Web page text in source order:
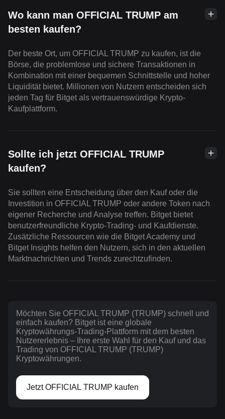
Wo kann man OFFICIAL TRUMP am
besten kaufen?
Der beste Ort, um OFFICIAL TRUMP zu kaufen, ist die
Börse, die problemlose und sichere Transaktionen in
Kombination mit einer bequemen Schnittstelle und hoher
Liquidität bietet. Millionen von Nutzern entscheiden sich
jeden Tag für Bitget als vertrauenswürdige Krypto-
Kaufplattform.
Sollte ich jetzt OFFICIAL TRUMP
kaufen?
Sie sollten eine Entscheidung über den Kauf oder die
Investition in OFFICIAL TRUMP oder andere Token nach
eigener Recherche und Analyse treffen. Bitget bietet
benutzerfreundliche Krypto-Trading- und Kaufdienste.
Zusätzliche Ressourcen wie die Bitget Academy und
Bitget Insights helfen den Nutzern, sich in den aktuellen
Marktnachrichten und Trends zurechtzufinden.
Möchten Sie OFFICIAL TRUMP (TRUMP) schnell und
einfach kaufen? Bitget ist eine globale
Kryptowährungs-Trading-Plattform mit dem besten
Nutzererlebnis – Ihre erste Wahl für den Kauf und das
Trading von OFFICIAL TRUMP (TRUMP)
Kryptowährungen.
Jetzt OFFICIAL TRUMP kaufen